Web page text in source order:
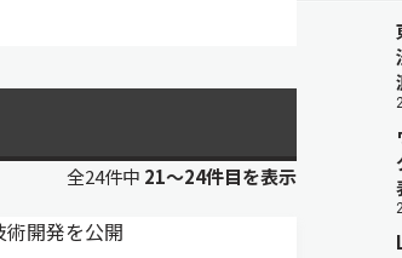
全24件中 21〜24件目を表示